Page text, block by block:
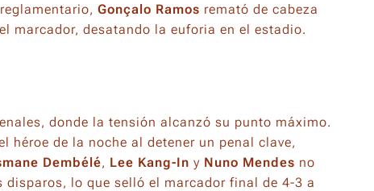
Gonçalo Ramos remató de cabeza
marcador, desatando la euforia en el estadio.
donde la tensión alcanzó su punto máximo.
héroe de la noche al detener un penal clave,
Dembélé, Lee Kang-In y Nuno Mendes no
lo que selló el marcador final de 4-3 a